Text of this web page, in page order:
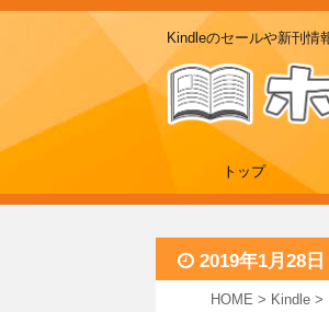
Kindleのセールや新刊情
トップ
2019年1月28日
HOME > Kindle >